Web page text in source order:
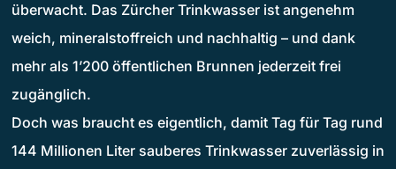
überwacht. Das Zürcher Trinkwasser ist angenehm
weich, mineralstoffreich und nachhaltig – und dank
mehr als 1’200 öffentlichen Brunnen jederzeit frei
zugänglich.
Doch was braucht es eigentlich, damit Tag für Tag rund
144 Millionen Liter sauberes Trinkwasser zuverlässig in